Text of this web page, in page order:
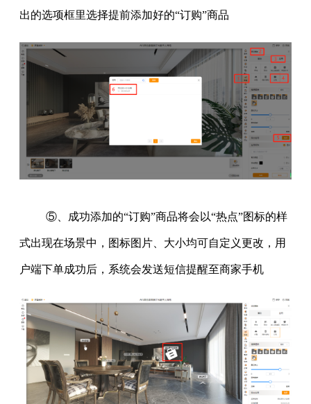
出的选项框里选择提前添加好的“订购”商品
⑤、成功添加的“订购”商品将会以“热点”图标的样
式出现在场景中，图标图片、大小均可自定义更改，用
户端下单成功后，系统会发送短信提醒至商家手机